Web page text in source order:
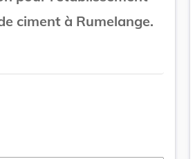
ciment à Rumelange.